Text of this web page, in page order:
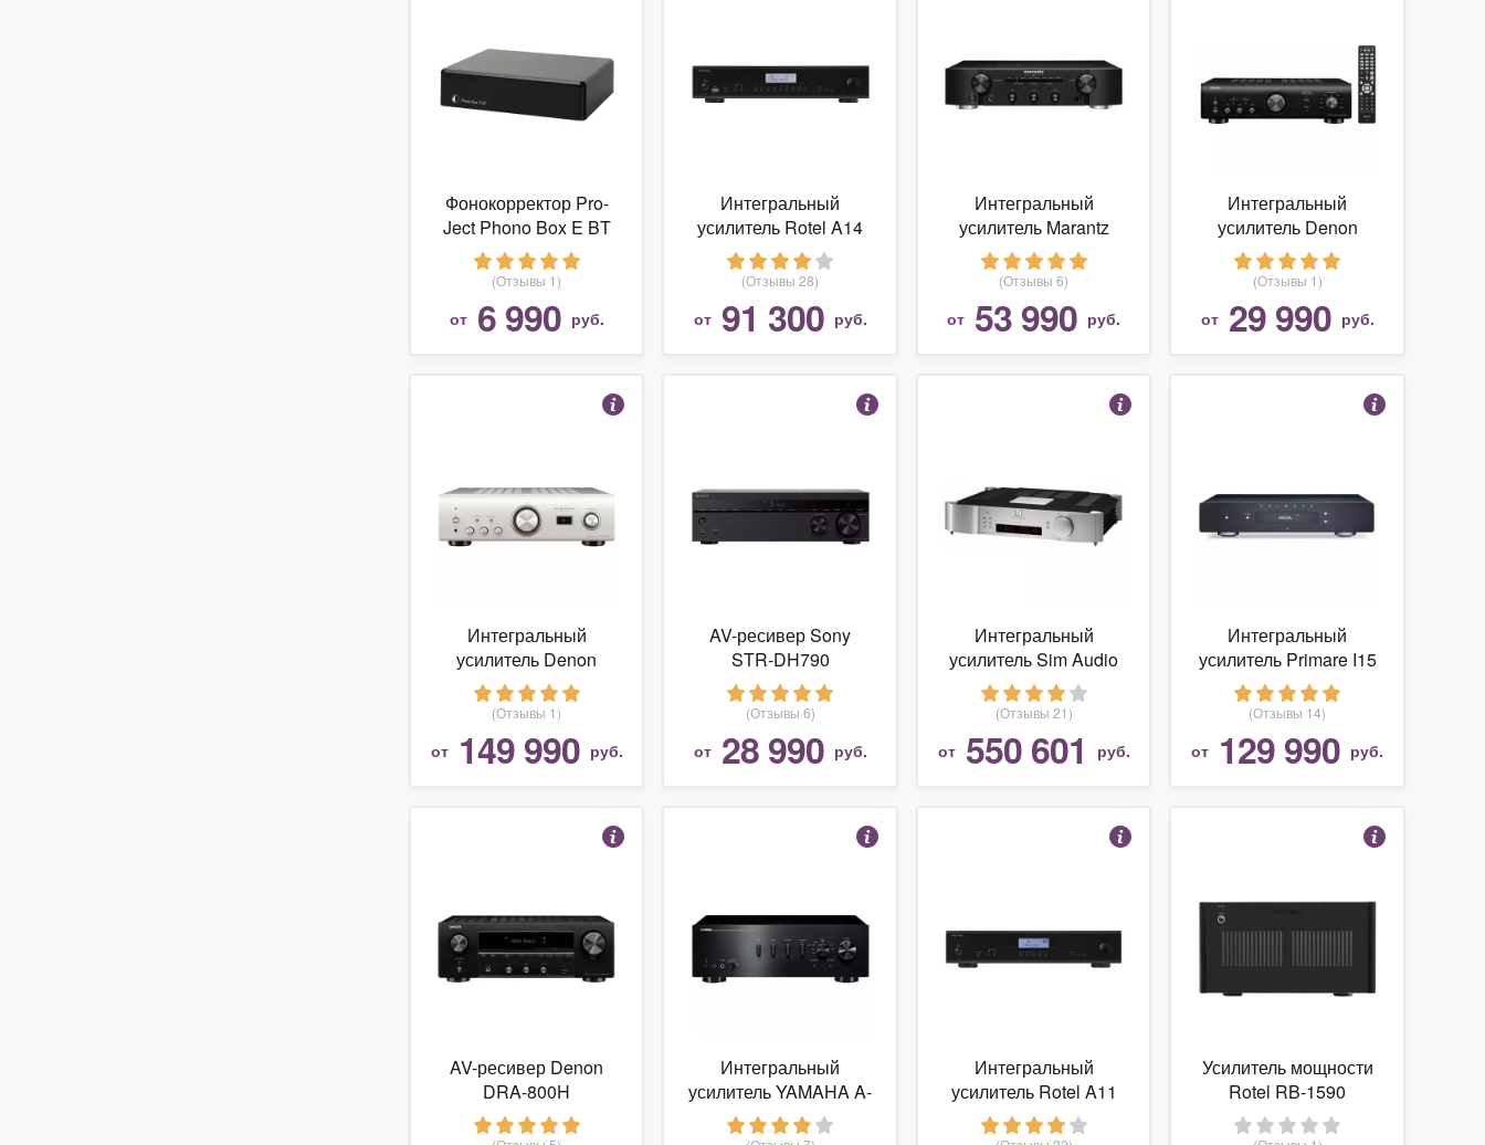
Фонокорректор Pro-
Ject Phono Box E BT
(Отзывы 1)
от 6 990 руб.
Интегральный
усилитель Rotel A14
(Отзывы 28)
от 91 300 руб.
Интегральный
усилитель Marantz
PM6006
(Отзывы 6)
от 53 990 руб.
Интегральный
усилитель Denon
PMA-600NE
(Отзывы 1)
от 29 990 руб.
Интегральный
усилитель Denon
PMA-1600NE
(Отзывы 1)
от 149 990 руб.
AV-ресивер Sony
STR-DH790
(Отзывы 6)
от 28 990 руб.
Интегральный
усилитель Sim Audio
MOON 600i
(Отзывы 21)
от 550 601 руб.
Интегральный
усилитель Primare I15
PRISMA
(Отзывы 14)
от 129 990 руб.
AV-ресивер Denon
DRA-800H
Интегральный
усилитель YAMAHA A-
S701
Интегральный
усилитель Rotel A11
Усилитель мощности
Rotel RB-1590